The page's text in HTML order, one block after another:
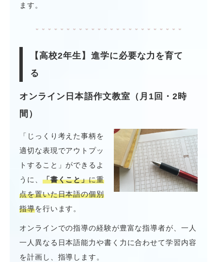
ます。
【高校2年生】進学に必要な力を育て
る
オンライン日本語作文教室（月1回・2時
間）
「じっくり考えた事柄を
適切な表現でアウトプッ
トすること」ができるよ
うに、 「書くこと」に重
点を置いた日本語の個別
指導を行います。
オンラインでの指導の経験が豊富な指導者が、一人
一人異なる日本語能力や書く力に合わせて学習内容
を計画し、指導します。